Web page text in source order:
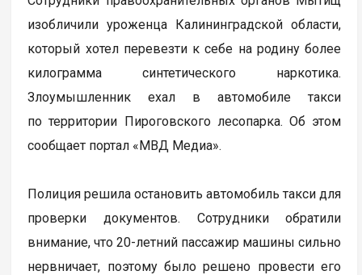
изобличили уроженца Калининградской области,
который хотел перевезти к себе на родину более
килограмма синтетического наркотика.
Злоумышленник ехал в автомобиле такси
по территории Пироговского лесопарка. Об этом
сообщает портал «МВД Медиа».
Полиция решила остановить автомобиль такси для
проверки документов. Сотрудники обратили
внимание, что 20-летний пассажир машины сильно
нервничает, поэтому было решено провести его